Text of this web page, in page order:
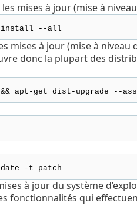
mises à jour (mise à
install --all
mises à jour (mise à
donc la plupart des
apt-get dist-upgrade --
-t patch
à jour du système
fonctionnalités qui